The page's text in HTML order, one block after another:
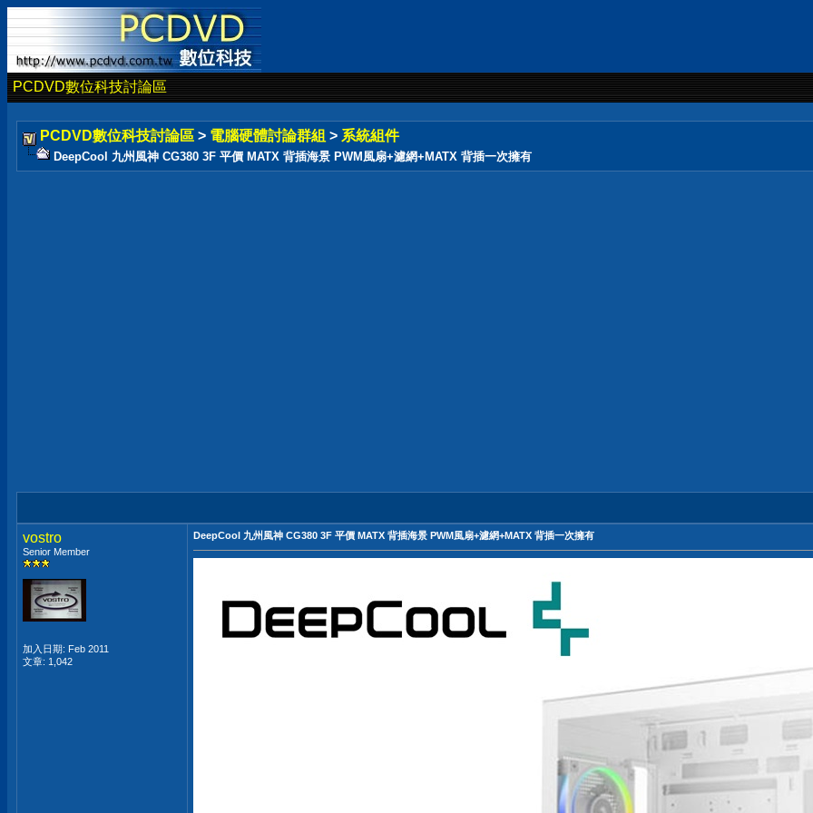
PCDVD數位科技討論區
PCDVD數位科技討論區 > 電腦硬體討論群組 > 系統組件
DeepCool 九州風神 CG380 3F 平價 MATX 背插海景 PWM風扇+濾網+MATX 背插一次擁有
vostro
Senior Member
加入日期: Feb 2011
文章: 1,042
DeepCool 九州風神 CG380 3F 平價 MATX 背插海景 PWM風扇+濾網+MATX 背插一次擁有